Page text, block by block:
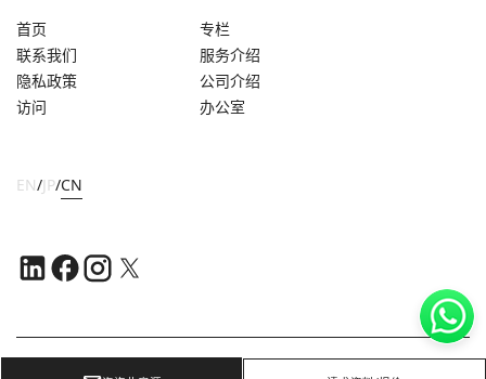
首页
专栏
联系我们
服务介绍
隐私政策
公司介绍
访问
办公室
EN/JP/CN
Copyright ©2026OFFICE NAVI SINGAPORE PTE. LTD.